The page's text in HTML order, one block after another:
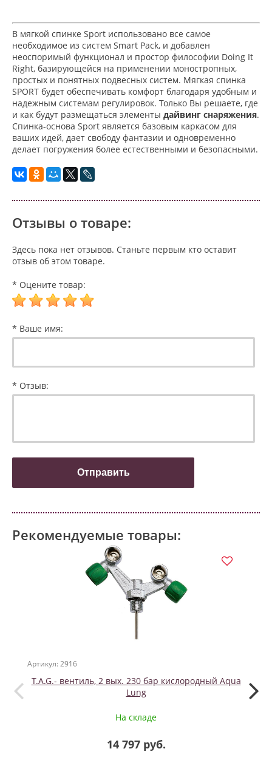
В мягкой спинке Sport использовано все самое
необходимое из систем Smart Pack, и добавлен
неоспоримый функционал и простор философии Doing It
Right, базирующейся на применении моностропных,
простых и понятных подвесных систем. Мягкая спинка
SPORT будет обеспечивать комфорт благодаря удобным и
надежным системам регулировок. Только Вы решаете, где
и как будут размещаться элементы дайвинг снаряжения.
Спинка-основа Sport является базовым каркасом для
ваших идей, дает свободу фантазии и одновременно
делает погружения более естественными и безопасными.
Отзывы о товаре:
Здесь пока нет отзывов. Станьте первым кто оставит
отзыв об этом товаре.
* Оцените товар:
* Ваше имя:
* Отзыв:
Рекомендуемые товары:
Артикул: 2916
T.A.G.- вентиль, 2 вых. 230 бар кислородный Aqua
Lung
На складе
14 797 руб.